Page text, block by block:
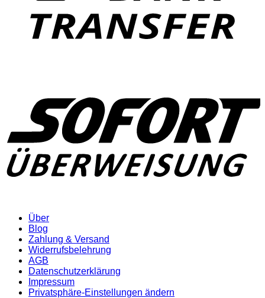
Über
Blog
Zahlung & Versand
Widerrufsbelehrung
AGB
Datenschutzerklärung
Impressum
Privatsphäre-Einstellungen ändern